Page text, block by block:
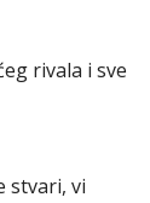
rivala i sve
stvari, vi